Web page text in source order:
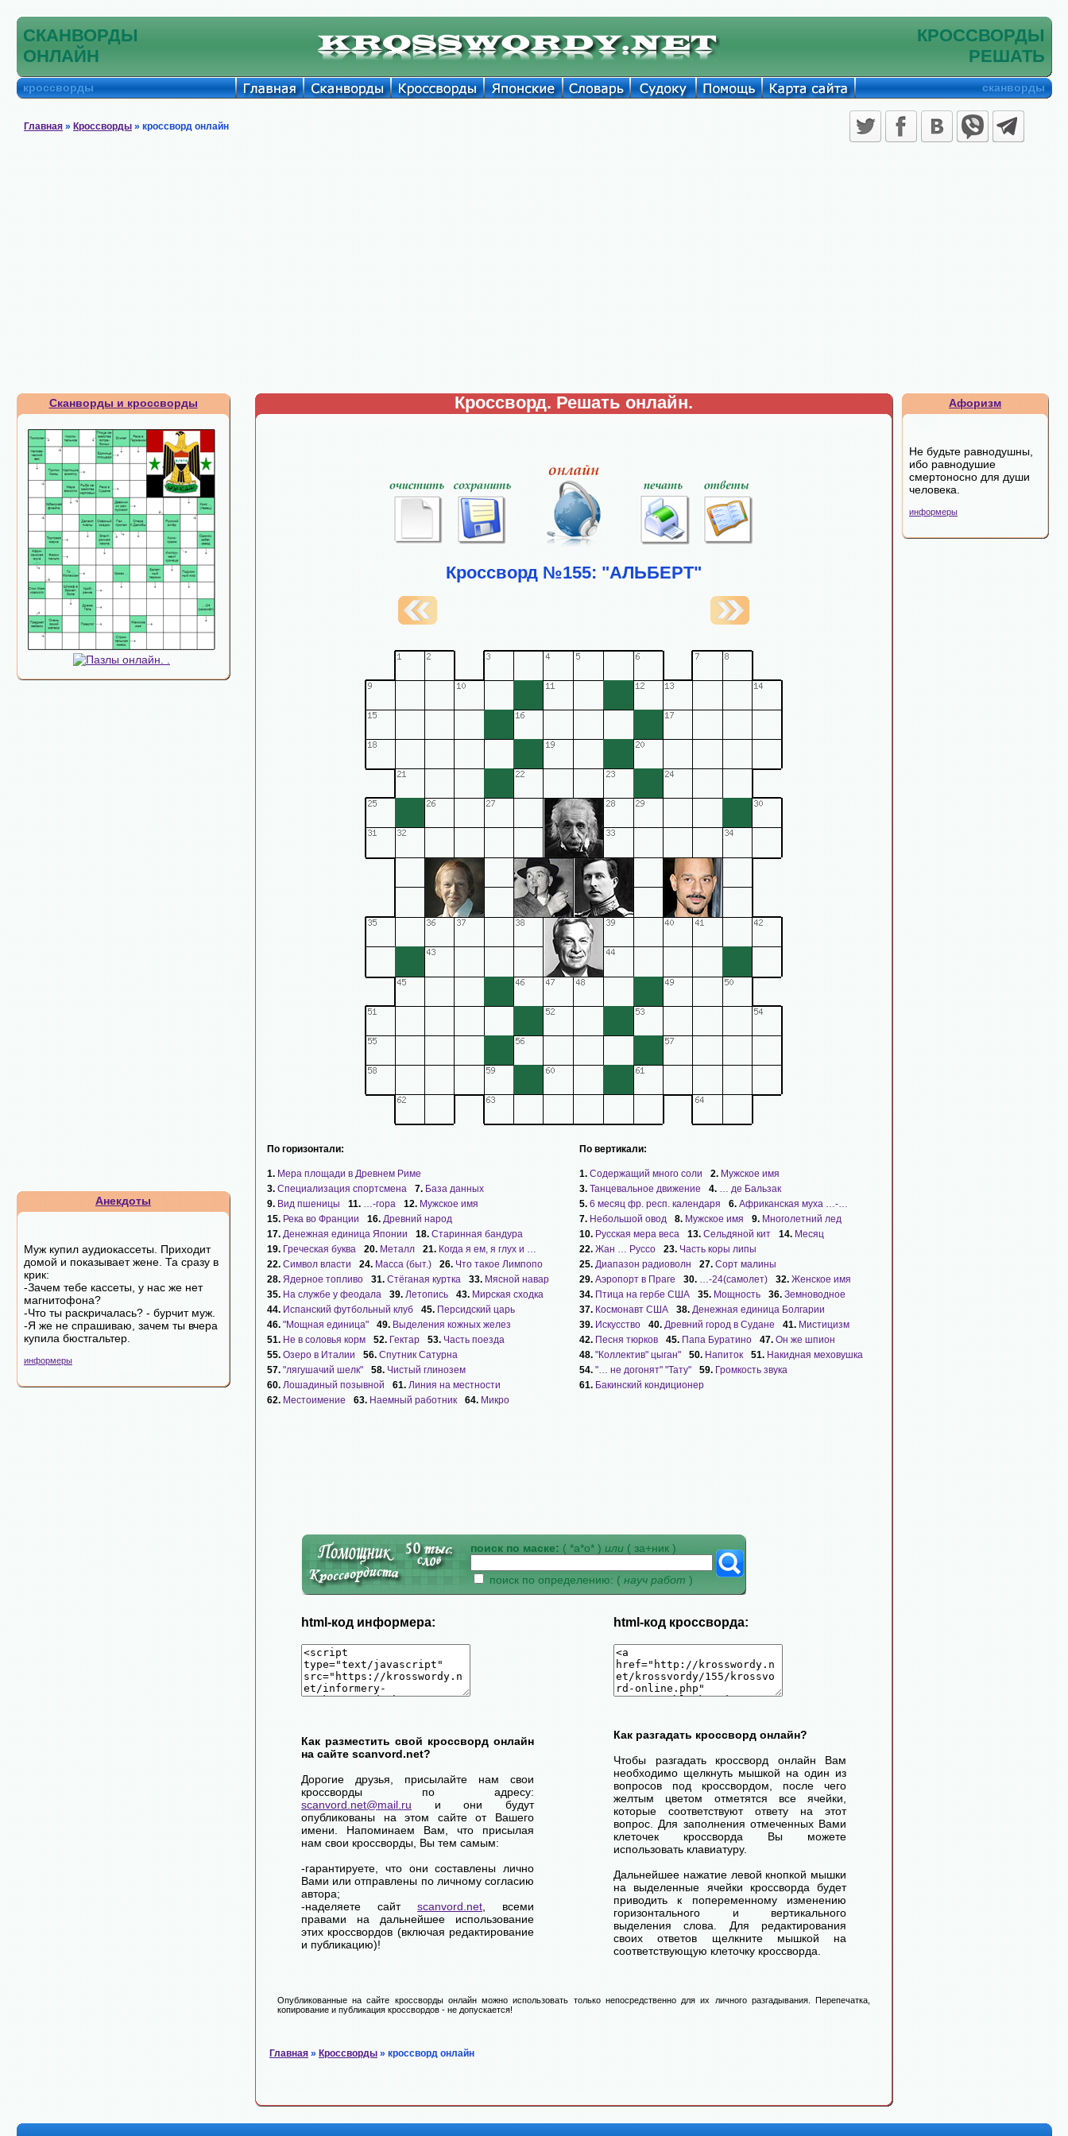
СКАНВОРДЫ
ОНЛАЙН
КРОССВОРДЫ
РЕШАТЬ
кроссворды сканворды
Главная » Кроссворды » кроссворд онлайн
Сканворды и кроссворды
Анекдоты
Муж купил аудиокассеты. Приходит
домой и показывает жене. Та сразу в
крик:
-Зачем тебе кассеты, у нас же нет
магнитофона?
-Что ты раскричалась? - бурчит муж.
-Я же не спрашиваю, зачем ты вчера
купила бюстгальтер.
информеры
Кроссворд. Решать онлайн.
Кроссворд №155: "АЛЬБЕРТ"
По горизонтали:
1. Мера площади в Древнем Риме
3. Специализация спортсмена 7. База данных
9. Вид пшеницы 11. …-гора 12. Мужское имя
15. Река во Франции 16. Древний народ
17. Денежная единица Японии 18. Старинная бандура
19. Греческая буква 20. Металл 21. Когда я ем, я глух и …
22. Символ власти 24. Масса (быт.) 26. Что такое Лимпопо
28. Ядерное топливо 31. Стёганая куртка 33. Мясной навар
35. На службе у феодала 39. Летопись 43. Мирская сходка
44. Испанский футбольный клуб 45. Персидский царь
46. "Мощная единица" 49. Выделения кожных желез
51. Не в соловья корм 52. Гектар 53. Часть поезда
55. Озеро в Италии 56. Спутник Сатурна
57. "лягушачий шелк" 58. Чистый глинозем
60. Лошадиный позывной 61. Линия на местности
62. Местоимение 63. Наемный работник 64. Микро
По вертикали:
1. Содержащий много соли 2. Мужское имя
3. Танцевальное движение 4. … де Бальзак
5. 6 месяц фр. респ. календаря 6. Африканская муха …-…
7. Небольшой овод 8. Мужское имя 9. Многолетний лед
10. Русская мера веса 13. Сельдяной кит 14. Месяц
22. Жан … Руссо 23. Часть коры липы
25. Диапазон радиоволн 27. Сорт малины
29. Аэропорт в Праге 30. …-24(самолет) 32. Женское имя
34. Птица на гербе США 35. Мощность 36. Земноводное
37. Космонавт США 38. Денежная единица Болгарии
39. Искусство 40. Древний город в Судане 41. Мистицизм
42. Песня тюрков 45. Папа Буратино 47. Он же шпион
48. "Коллектив" цыган" 50. Напиток 51. Накидная меховушка
54. "… не догонят" "Тату" 59. Громкость звука
61. Бакинский кондиционер
поиск по маске: ( *а*о* ) или ( за+ник )
поиск по определению: ( науч работ )
html-код информера: html-код кроссворда:
Как разместить свой кроссворд онлайн
на сайте scanvord.net?
Дорогие друзья, присылайте нам свои
кроссворды по адресу:
scanvord.net@mail.ru и они будут
опубликованы на этом сайте от Вашего
имени. Напоминаем Вам, что присылая
нам свои кроссворды, Вы тем самым:
-гарантируете, что они составлены лично
Вами или отправлены по личному согласию
автора;
-наделяете сайт scanvord.net , всеми
правами на дальнейшее использование
этих кроссвордов (включая редактирование
и публикацию)!
Как разгадать кроссворд онлайн?
Чтобы разгадать кроссворд онлайн Вам
необходимо щелкнуть мышкой на один из
вопросов под кроссвордом, после чего
желтым цветом отметятся все ячейки,
которые соответствуют ответу на этот
вопрос. Для заполнения отмеченных Вами
клеточек кроссворда Вы можете
использовать клавиатуру.
Дальнейшее нажатие левой кнопкой мышки
на выделенные ячейки кроссворда будет
приводить к попеременному изменению
горизонтального и вертикального
выделения слова. Для редактирования
своих ответов щелкните мышкой на
соответствующую клеточку кроссворда.
Опубликованные на сайте кроссворды онлайн можно использовать только непосредственно для их личного разгадывания. Перепечатка,
копирование и публикация кроссвордов - не допускается!
Главная » Кроссворды » кроссворд онлайн
Афоризм
Не будьте равнодушны,
ибо равнодушие
смертоносно для души
человека.
информеры